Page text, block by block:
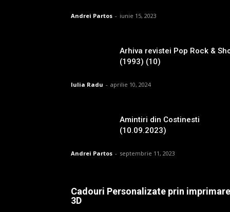
Andrei Partos - iunie 15, 2023
Arhiva revistei Pop Rock &
(1993) (10)
Iulia Radu - aprilie 10, 2024
Amintiri din Costinesti
(10.09.2023)
Andrei Partos - septembrie 11, 2023
Cadouri Personalizate prin imprimare
3D